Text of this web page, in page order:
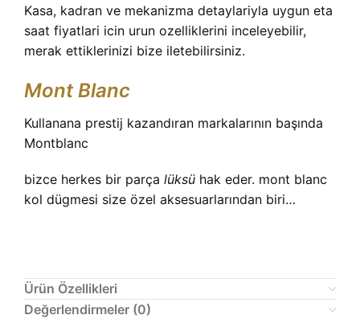
Kasa, kadran ve mekanizma detaylariyla uygun eta
saat fiyatlari icin urun ozelliklerini inceleyebilir,
merak ettiklerinizi bize iletebilirsiniz.
Mont Blanc
Kullanana prestij kazandıran markalarının başında
Montblanc
bizce herkes bir parça lüksü hak eder. mont blanc
kol dügmesi size özel aksesuarlarından biri…
Ürün Özellikleri
Değerlendirmeler (0)